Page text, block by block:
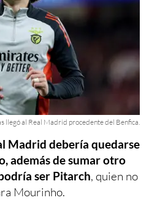
llegó al Real Madrid procedente del Benfica.
Madrid debería quedarse
además de sumar otro
ser Pitarch, quien no
Mourinho.